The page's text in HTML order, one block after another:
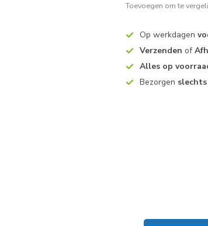
Toevoegen om te
Op werkdagen
Verzenden of
Alles op
Bezorgen slechts